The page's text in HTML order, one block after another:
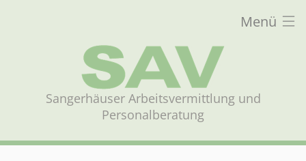
Menü
Sangerhäuser Arbeitsvermittlung und
Personalberatung